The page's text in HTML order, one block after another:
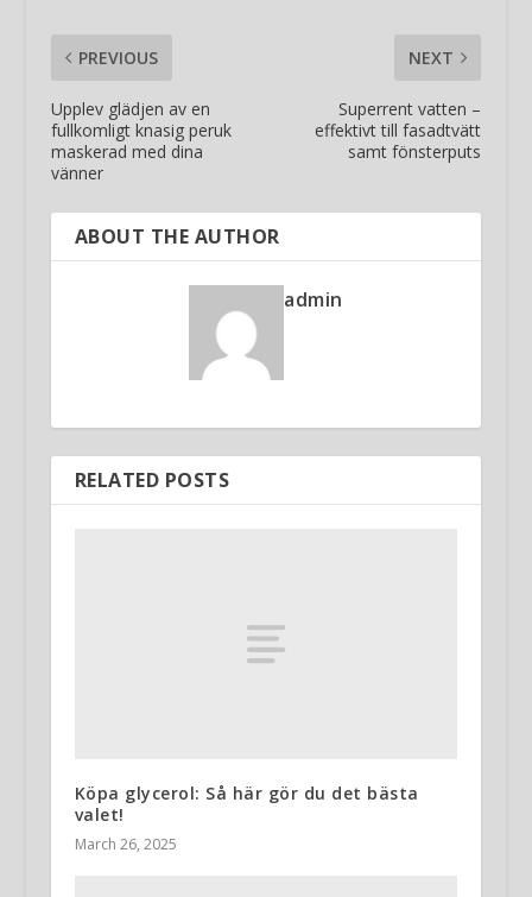
PREVIOUS
Upplev glädjen av en
fullkomligt knasig peruk
maskerad med dina
vänner
NEXT
Superrent vatten –
effektivt till fasadtvätt
samt fönsterputs
ABOUT THE AUTHOR
admin
RELATED POSTS
Köpa glycerol: Så här gör du det bästa
valet!
March 26, 2025